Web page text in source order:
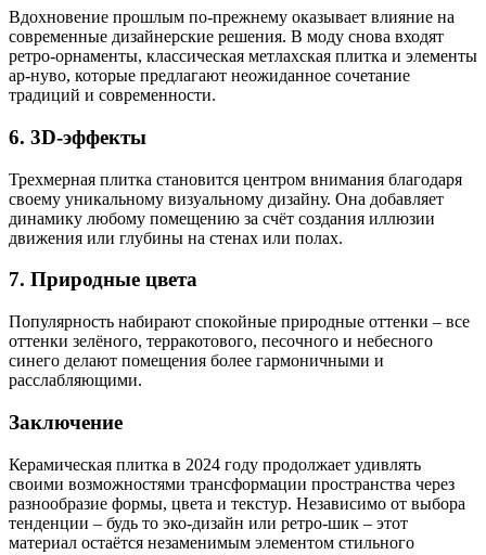
Вдохновение прошлым по-прежнему оказывает влияние на
современные дизайнерские решения. В моду снова входят
ретро-орнаменты, классическая метлахская плитка и элементы
ар-нуво, которые предлагают неожиданное сочетание
традиций и современности.
6. 3D-эффекты
Трехмерная плитка становится центром внимания благодаря
своему уникальному визуальному дизайну. Она добавляет
динамику любому помещению за счёт создания иллюзии
движения или глубины на стенах или полах.
7. Природные цвета
Популярность набирают спокойные природные оттенки – все
оттенки зелёного, терракотового, песочного и небесного
синего делают помещения более гармоничными и
расслабляющими.
Заключение
Керамическая плитка в 2024 году продолжает удивлять
своими возможностями трансформации пространства через
разнообразие формы, цвета и текстур. Независимо от выбора
тенденции – будь то эко-дизайн или ретро-шик – этот
материал остаётся незаменимым элементом стильного